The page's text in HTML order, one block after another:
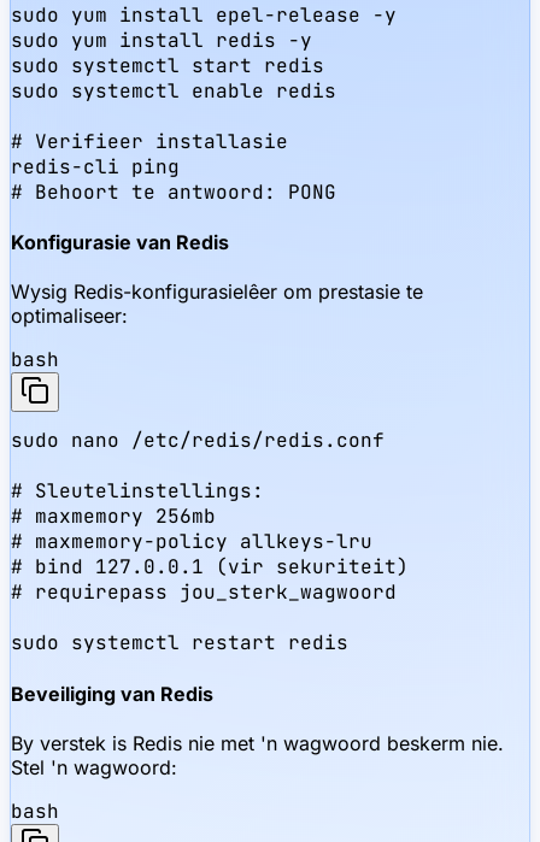
sudo yum install epel-release -y
sudo yum install redis -y
sudo systemctl start redis
sudo systemctl enable redis
# Verifieer installasie
redis-cli ping
# Behoort te antwoord: PONG
Konfigurasie van Redis
Wysig Redis-konfigurasielêer om prestasie te
optimaliseer:
bash
sudo nano /etc/redis/redis.conf
# Sleutelinstellings:
# maxmemory 256mb
# maxmemory-policy allkeys-lru
# bind 127.0.0.1 (vir sekuriteit)
# requirepass jou_sterk_wagwoord
sudo systemctl restart redis
Beveiliging van Redis
By verstek is Redis nie met 'n wagwoord beskerm nie.
Stel 'n wagwoord:
bash